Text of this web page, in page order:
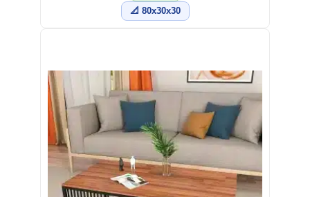
📐 80x30x30